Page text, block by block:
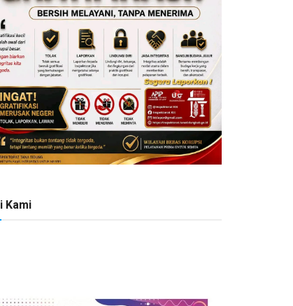
Kami